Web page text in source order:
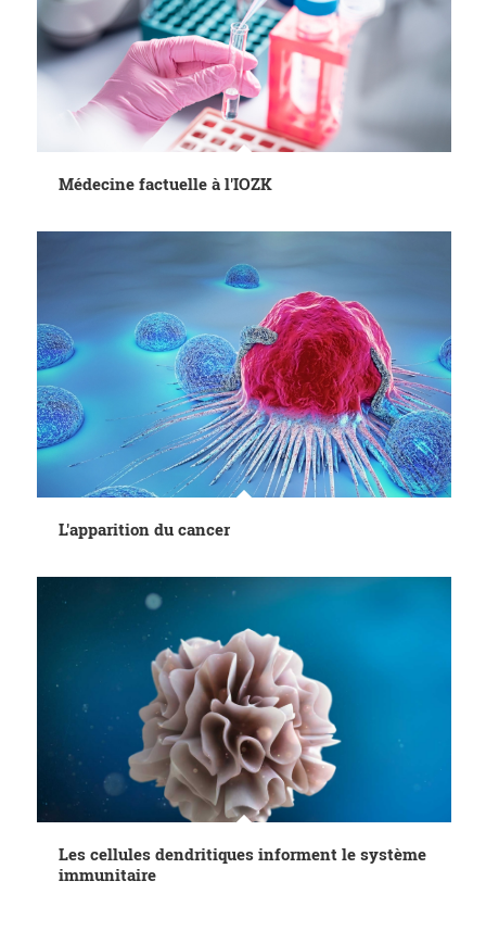
Médecine factuelle à l'IOZK
L'apparition du cancer
Les cellules dendritiques informent le système
immunitaire